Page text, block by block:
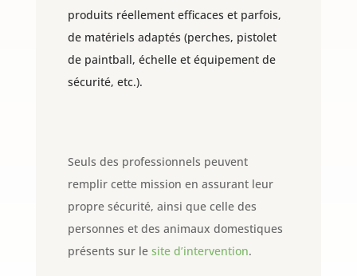
produits réellement efficaces et parfois,
de matériels adaptés (perches, pistolet
de paintball, échelle et équipement de
sécurité, etc.).
Seuls des professionnels peuvent
remplir cette mission en assurant leur
propre sécurité, ainsi que celle des
personnes et des animaux domestiques
présents sur le site d’intervention.